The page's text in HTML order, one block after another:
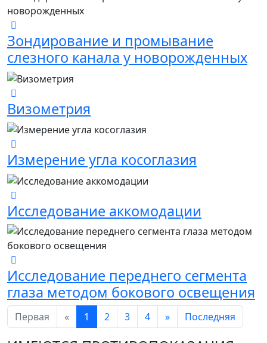
Зондирование и промывание
слезного канала у новорожденных
Визометрия
Измерение угла косоглазия
Исследование аккомодации
Исследование переднего сегмента
глаза методом бокового освещения
Первая « 1 2 3 4 » Последняя